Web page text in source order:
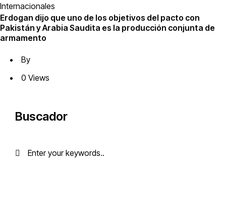
Internacionales
Erdogan dijo que uno de los objetivos del pacto con
Pakistán y Arabia Saudita es la producción conjunta de
armamento
By
0 Views
Buscador